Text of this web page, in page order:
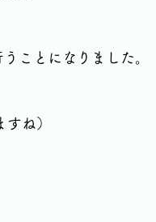
ことになりました。
ね）